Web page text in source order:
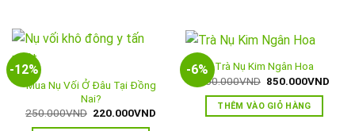
-12%
Mua Nụ Vối Ở Đâu Tại Đồng
Nai?
250.000VND Giá
220.000VND
-6%
Trà Nụ Kim Ngân Hoa
900.000VND Giá
là:
900.000VND.
850.000VND
THÊM VÀO GIỎ HÀNG